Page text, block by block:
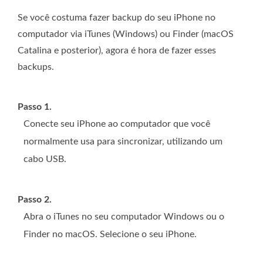
Se você costuma fazer backup do seu iPhone no
computador via iTunes (Windows) ou Finder (macOS
Catalina e posterior), agora é hora de fazer esses
backups.
Passo 1.
Conecte seu iPhone ao computador que você
normalmente usa para sincronizar, utilizando um
cabo USB.
Passo 2.
Abra o iTunes no seu computador Windows ou o
Finder no macOS. Selecione o seu iPhone.